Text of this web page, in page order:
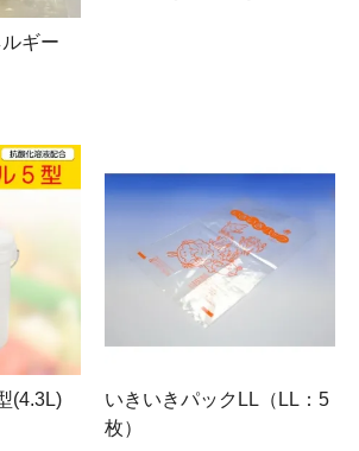
ギー
(4.3L)
いきいきパックLL（LL：5
枚）